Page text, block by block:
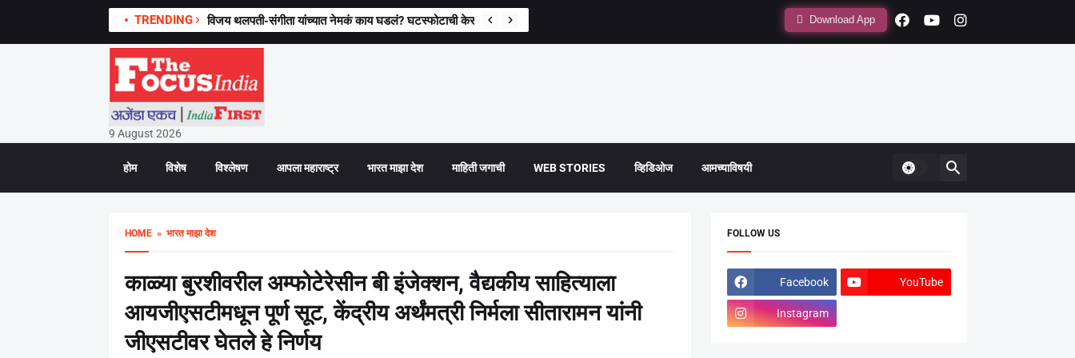
TRENDING विजय थलपती-संगीता यांच्यात नेमकं काय घडलं? घटस्फोटाची केसच घेतली मागे Download App
9 August 2026
होम विशेष विश्लेषण आपला महाराष्ट्र भारत माझा देश माहिती जगाची WEB STORIES व्हिडिओज आमच्याविषयी
HOME» भारत माझा देश
काळ्या बुरशीवरील अम्फोटेरेसीन बी इंजेक्शन, वैद्यकीय साहित्याला
आयजीएसटीमधून पूर्ण सूट, केंद्रीय अर्थंमत्री निर्मला सीतारामन यांनी
जीएसटीवर घेतले हे निर्णय
FOLLOW US
Facebook YouTube
Instagram